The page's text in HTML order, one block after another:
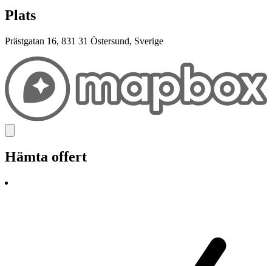
Plats
Prästgatan 16, 831 31 Östersund, Sverige
Hämta offert